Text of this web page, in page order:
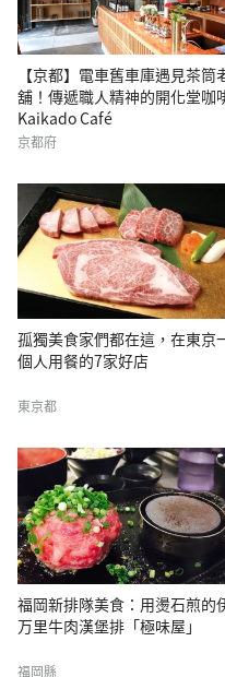
【京都】電車舊車庫遇見茶筒
舖！傳遞職人精神的開化堂咖
Kaikado Café
京都府
孤獨美食家們都在這，在東京
個人用餐的7家好店
東京都
福岡新排隊美食：用燙石煎的
万里牛肉漢堡排「極味屋」
福岡縣